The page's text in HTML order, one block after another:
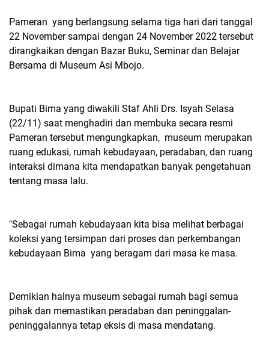
Pameran yang berlangsung selama tiga hari dari tanggal
22 November sampai dengan 24 November 2022 tersebut
dirangkaikan dengan Bazar Buku, Seminar dan Belajar
Bersama di Museum Asi Mbojo.
Bupati Bima yang diwakili Staf Ahli Drs. Isyah Selasa
(22/11) saat menghadiri dan membuka secara resmi
Pameran tersebut mengungkapkan, museum merupakan
ruang edukasi, rumah kebudayaan, peradaban, dan ruang
interaksi dimana kita mendapatkan banyak pengetahuan
tentang masa lalu.
"Sebagai rumah kebudayaan kita bisa melihat berbagai
koleksi yang tersimpan dari proses dan perkembangan
kebudayaan Bima yang beragam dari masa ke masa.
Demikian halnya museum sebagai rumah bagi semua
pihak dan memastikan peradaban dan peninggalan-
peninggalannya tetap eksis di masa mendatang.